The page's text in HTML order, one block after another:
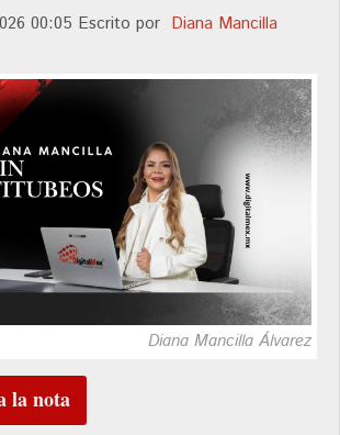
00:05 Escrito por Diana Mancilla
Diana Mancilla Álvarez
la nota